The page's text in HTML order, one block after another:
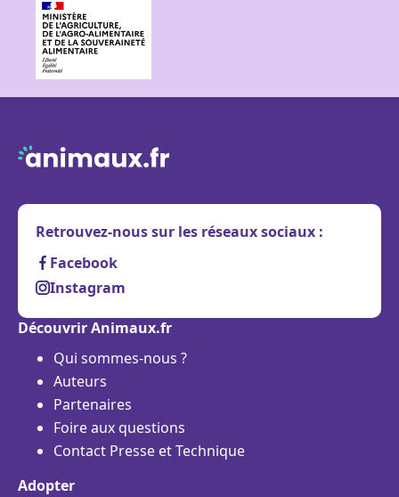
Retrouvez-nous sur les réseaux sociaux :
Facebook
Instagram
Découvrir Animaux.fr
Qui sommes-nous ?
Auteurs
Partenaires
Foire aux questions
Contact Presse et Technique
Adopter